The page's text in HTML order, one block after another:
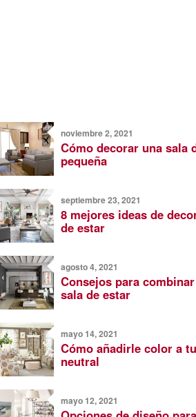
noviembre 2, 2021
Cómo decorar una sala
pequeña
septiembre 23, 2021
8 mejores ideas de
de estar
agosto 4, 2021
Consejos para
sala de estar
mayo 14, 2021
Cómo añadirle color a
neutral
mayo 12, 2021